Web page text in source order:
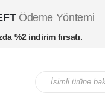
Ödeme Yöntemi
%2 indirim fırsatı.